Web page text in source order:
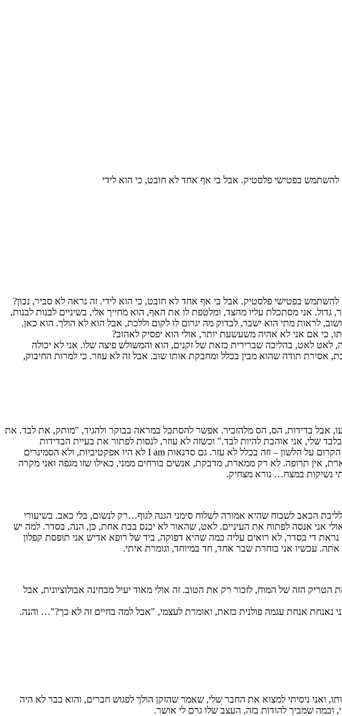
להשתמש בפטישי פלסטיק. אבל בי אף אחד לא חובט, כי הוא לידי
בפטישי פלסטיק. אבל בי אף אחד לא חובט, כי הוא לידי. זה נראה לא סביר, נכון?
אני מסתכלת עליו מהצד, ומלטפת לו את האף, הוא מחייך אלי, בשיניים לבנות לבנות,
לראות מתי הוא ישבר, לבדוק מה יגרום לו לקום וללכת, אבל הוא לא הולך. הוא כאן.
כי אם אני לא אהיה משעשעת יותר, אולי הוא יפסיק לאהוב?
לאט לאט, בהליכה שברירית כזאת של זקנים, הוא והמשולש פיצה שלו. אני לא יכולה
אסירת תודה שהוא מבין בכלל ומחבקת אותו שוב. אבל זה לא עוזר. כי למרות החיבוק,
אבל בדידות, הס, הס מלהזכיר. אפשר להסתכל במראה בבוקר ולהגיד, "מותק, את לבד. את
שלי, אני אוהבת להיות לבד." וכשזה לא עוזר, לנסות לפתור את בעיית הבדידות
הממארת בדרכים שונות ומעליבות – חיבקתי קריסטלים, דיברתי עם הילד שבתוכי, עשיתי שיאצו, בדקתי מה מצב הצ'י שלי לפי צבע הקרום על הלשון – וזה בכלל לא עזר. גם סדנאות I am לא היו אפקטיביות, ולא הסמינרים
אין תרופה. לא רק ממארת, מדבקת, אנשים בורחים ממני, כאילו שזו מגפה ואני מקרה
נשיקות במצח… נורא מצחיק.
הכאב לשכוח שהיא אמורה לשלוח סימני הגנה לגוף…רק לנשום, בלי כאב. בשיעורי
אני אנסה לפתוח את העיניים. לאט, שהאור לא יכנס בבת אחת, כן, הנה, בסדר. למה יש
די בסדר, לא רואים עליה כמה שהיא דפוקה, ביד של רופא אדיש אני תופסת קפלון
עכשיו אני בוחרת שבר אחד, חד במיוחד, וגומרת איתי.
הזה של המוח, לזכור רק את הטוב. זה אולי מאוד יעיל מבחינה אבולוציונית, אבל
נאנחת אנחת עגמה פולנית כזאת, ואומרת לעצמי, "אבל למה בחיים זה לא כך?"… והנה.
ואני ניסיתי למצוא את החבר שלי, שאמר שהזקן הולך לפגוש חברים, והוא כבר לא היה
שמביך להודות בזה, העצב שלו גרם לי אושר.